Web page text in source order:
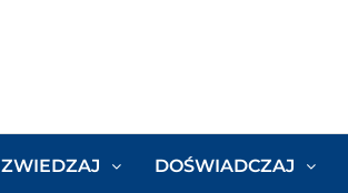
ZWIEDZAJ DOŚWIADCZAJ